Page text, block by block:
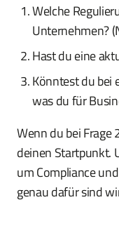
Welche
Unternehmen?
Hast du eine
Könntest du bei
was du für
Wenn du bei Frage
deinen Startpunkt.
um Compliance
genau dafür sind